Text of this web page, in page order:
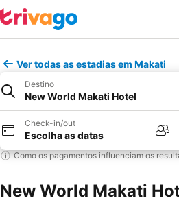
Ver todas as estadias em Makati
Destino
New World Makati Hotel
Check-in/out
Escolha as datas
Como os pagamentos influenciam os
New World Makati